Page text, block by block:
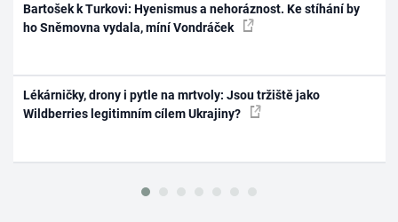
Bartošek k Turkovi: Hyenismus a nehoráznost. Ke stíhání by
ho Sněmovna vydala, míní Vondráček
Lékárničky, drony i pytle na mrtvoly: Jsou tržiště jako
Wildberries legitimním cílem Ukrajiny?